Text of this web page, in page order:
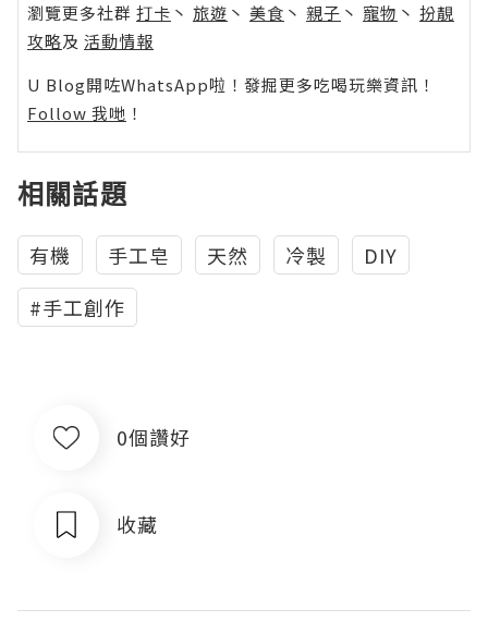
瀏覽更多社群 打卡 丶 旅遊 丶 美食 丶 親子 丶 寵物 丶 扮靚
攻略及 活動情報
U Blog開咗WhatsApp啦！發掘更多吃喝玩樂資訊！
Follow 我哋 ！
相關話題
有機 手工皂 天然 冷製
DIY
#手工創作
0個讚好
收藏